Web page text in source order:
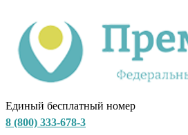
Единый бесплатный номер
8 (800) 333-678-3